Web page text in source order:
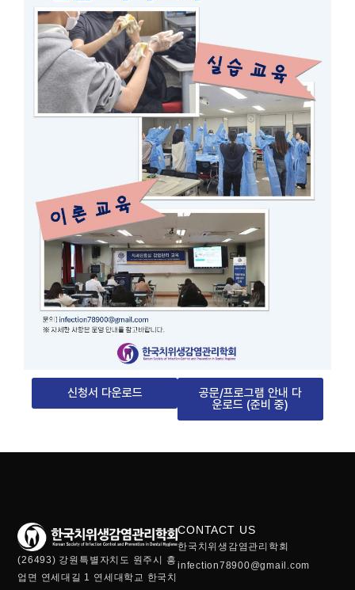
신청서 다운로드
공문/프로그램 안내 다
운로드 (준비 중)
(26493) 강원특별자치도 원주시 흥
업면 연세대길 1 연세대학교 한국치
CONTACT US
한국치위생감염관리학회
infection78900@gmail.com